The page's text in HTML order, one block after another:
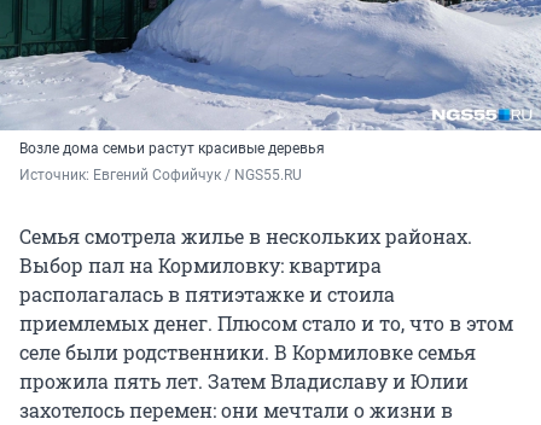
Возле дома семьи растут красивые деревья
Источник: Евгений Софийчук / NGS55.RU
Семья смотрела жилье в нескольких районах.
Выбор пал на Кормиловку: квартира
располагалась в пятиэтажке и стоила
приемлемых денег. Плюсом стало и то, что в этом
селе были родственники. В Кормиловке семья
прожила пять лет. Затем Владиславу и Юлии
захотелось перемен: они мечтали о жизни в